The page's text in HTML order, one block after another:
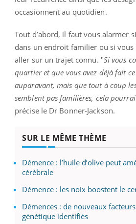
occasionnent au quotidien.
Tout d’abord, il faut vous alarmer
dans un endroit familier ou si vous
aller sur un trajet connu. "Si vous
quartier et que vous avez déjà fait
auparavant, mais que tout à coup
semblent pas familières, cela
précise le Dr Bonner-Jackson.
SUR LE MÊME THÈME
Démence : l’huile d’olive peut
cérébrale
Démence : les noix boostent le
Démences : de nouveaux
génétique identifiés